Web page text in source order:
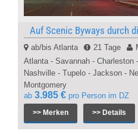
Auf Scenic Byways durch
ab/bis Atlanta 21 Tage
Atlanta - Savannah - Charleston
Nashville - Tupelo - Jackson -
Montgomery
ab 3.985 € pro Person im DZ
>> Merken >> Details